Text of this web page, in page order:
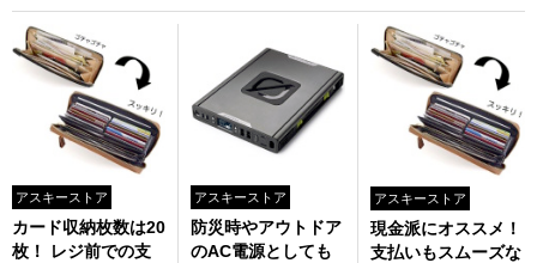
アスキーストア
カード収納枚数は20
枚！ レジ前での支
アスキーストア
防災時やアウトドア
のAC電源としても
アスキーストア
現金派にオススメ！
支払いもスムーズな